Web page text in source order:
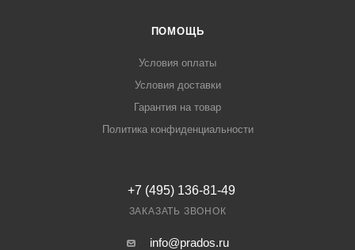
ПОМОЩЬ
Условия оплаты
Условия доставки
Гарантия на товар
Политика конфиденциальности
+7 (495) 136-81-49
ЗАКАЗАТЬ ЗВОНОК
info@prados.ru